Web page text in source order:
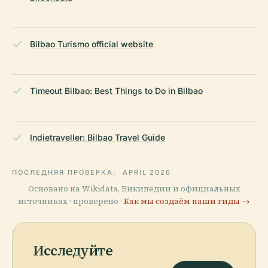
Bilbao Turismo official website
Timeout Bilbao: Best Things to Do in Bilbao
Indietraveller: Bilbao Travel Guide
ПОСЛЕДНЯЯ ПРОВЕРКА: APRIL 2026
Основано на Wikidata, Википедии и официальных
источниках · проверено · Как мы создаём наши гиды →
Исследуйте